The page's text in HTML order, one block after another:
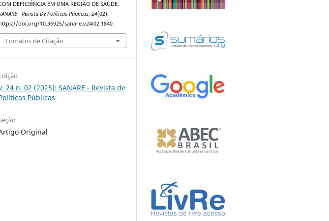
DEFICIÊNCIA EM UMA REGIÃO DE SAÚDE.
- Revista De Políticas Públicas,24(02).
doi.org/10.36925/sanare.v24i02.1840
Fomatos de Citação
24 n. 02 (2025): SANARE - Revista de
Públicas
Original